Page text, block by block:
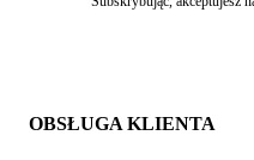
OBSŁUGA KLIENTA